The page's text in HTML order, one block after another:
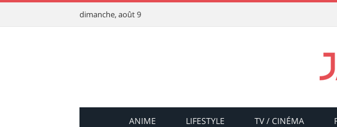
dimanche, août 9
ANIME LIFESTYLE TV / CINÉMA